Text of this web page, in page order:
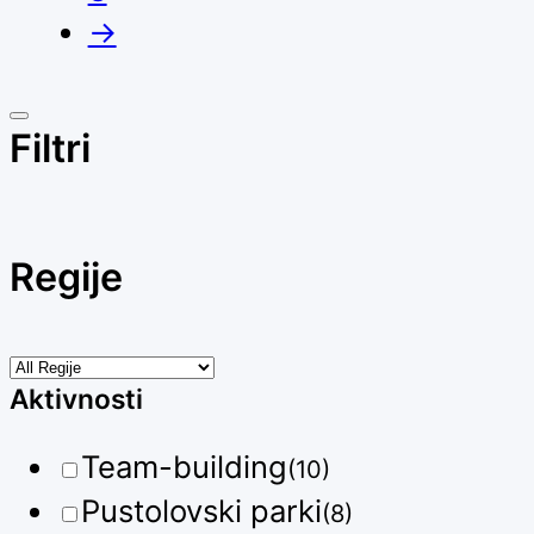
→
Filtri
Regije
Aktivnosti
Team-building(10)
Pustolovski parki(8)